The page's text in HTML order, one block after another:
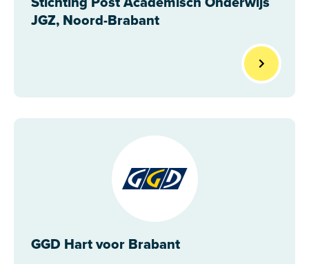
JGZ, Noord-Brabant
GGD Hart voor Brabant